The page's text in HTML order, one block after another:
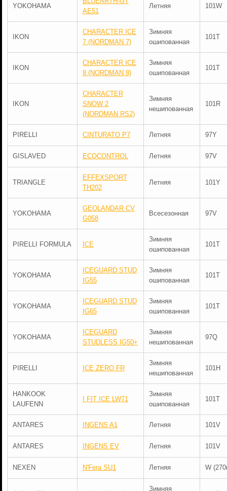
YOKOHAMA
AE51
Летняя 101W
IKON
CHARACTER ICE
7 (NORDMAN 7)
Зимняя
ошипованная
101T
IKON
CHARACTER ICE
8 (NORDMAN 8)
Зимняя
ошипованная
101T
IKON
CHARACTER
SNOW 2
(NORDMAN RS2)
Зимняя
нешипованная
101R
PIRELLI CINTURATO P7 Летняя 97Y
GISLAVED ECOCONTROL Летняя 97V
TRIANGLE
EFFEXSPORT
TH202
Летняя 101Y
YOKOHAMA
GEOLANDAR CV
G058
Всесезонная 97V
PIRELLI FORMULA ICE
Зимняя
ошипованная
101T
YOKOHAMA
ICEGUARD STUD
IG55
Зимняя
ошипованная
101T
YOKOHAMA
ICEGUARD STUD
IG65
Зимняя
ошипованная
101T
YOKOHAMA
ICEGUARD
STUDLESS IG50+
Зимняя
нешипованная
97Q
PIRELLI ICE ZERO FR
Зимняя
нешипованная
101H
HANKOOK
LAUFENN
I FIT ICE LW71
Зимняя
ошипованная
101T
ANTARES INGENS A1 Летняя 101V
ANTARES INGENS EV Летняя 101V
NEXEN N'Fera SU1 Летняя W
Зимняя